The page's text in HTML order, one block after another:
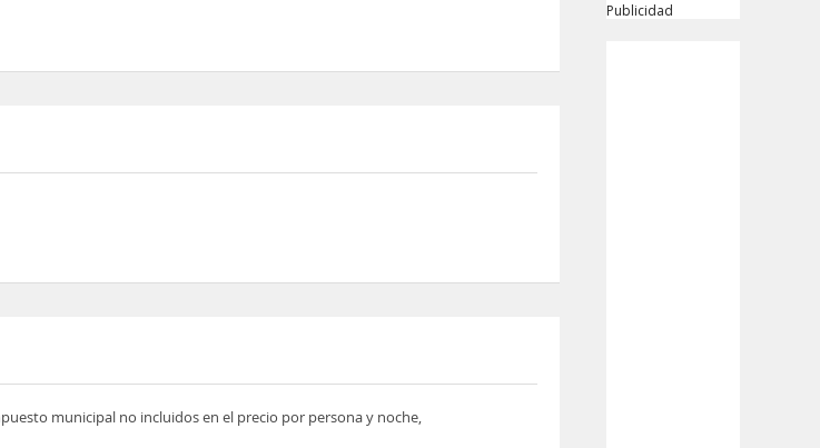
municipal no incluidos en el precio por persona y noche,
Publicidad